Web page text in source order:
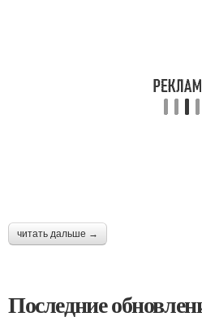
читать дальше →
Последние